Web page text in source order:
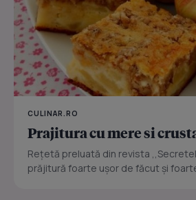
CULINAR.RO
Prajitura cu mere si
Reţetă preluată din revista
prăjitură foarte uşor de făcut şi